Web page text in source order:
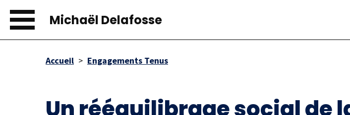
contenu
principal
Michaël Delafosse
Fil
d'Ariane
Accueil Engagements Tenus
Un rééquilibrage social de